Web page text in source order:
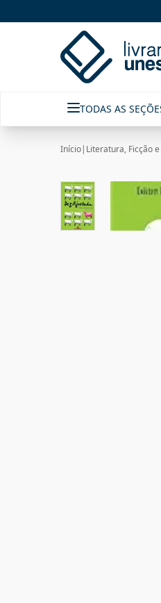
TODAS AS
Início| Literatura, Ficção